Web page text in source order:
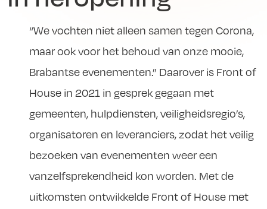
“We vochten niet alleen samen tegen Corona,
maar ook voor het behoud van onze mooie,
Brabantse evenementen.” Daarover is Front of
House in 2021 in gesprek gegaan met
gemeenten, hulpdiensten, veiligheidsregio’s,
organisatoren en leveranciers, zodat het veilig
bezoeken van evenementen weer een
vanzelfsprekendheid kon worden. Met de
uitkomsten ontwikkelde Front of House met